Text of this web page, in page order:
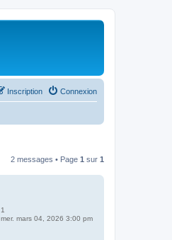
Connexion
Inscription
2 messages • Page 1 sur 1
1
mer. mars 04, 2026 3:00 pm